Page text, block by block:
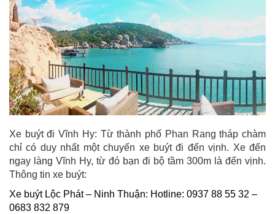
Xe buýt đi Vĩnh Hy: Từ thành phố Phan Rang tháp chàm
chỉ có duy nhất một chuyến xe buýt đi đến vịnh. Xe đến
ngay làng Vĩnh Hy, từ đó bạn đi bộ tầm 300m là đến vịnh.
Thông tin xe buýt:
Xe buýt Lộc Phát – Ninh Thuận: Hotline: 0937 88 55 32 –
0683 832 879